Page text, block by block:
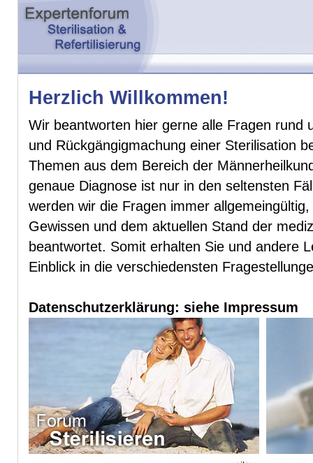
Herzlich Willkommen!
Wir beantworten hier gerne alle Fragen rund
und Rückgängigmachung einer Sterilisation
Themen aus dem Bereich der
genaue Diagnose ist nur in den seltensten
werden wir die Fragen immer
Gewissen und dem aktuellen Stand der
beantwortet. Somit erhalten Sie und andere
Einblick in die verschiedensten
Datenschutzerklärung: siehe Impressum